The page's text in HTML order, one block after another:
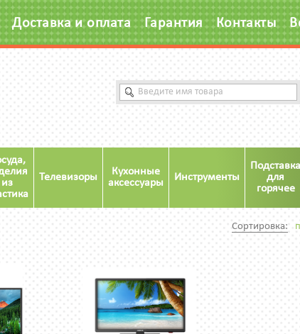
Доставка и оплата Гарантия Контакты
из
Телевизоры
Кухонные
аксессуары
Инструменты
Подставка
для
горячее
Сортировка: